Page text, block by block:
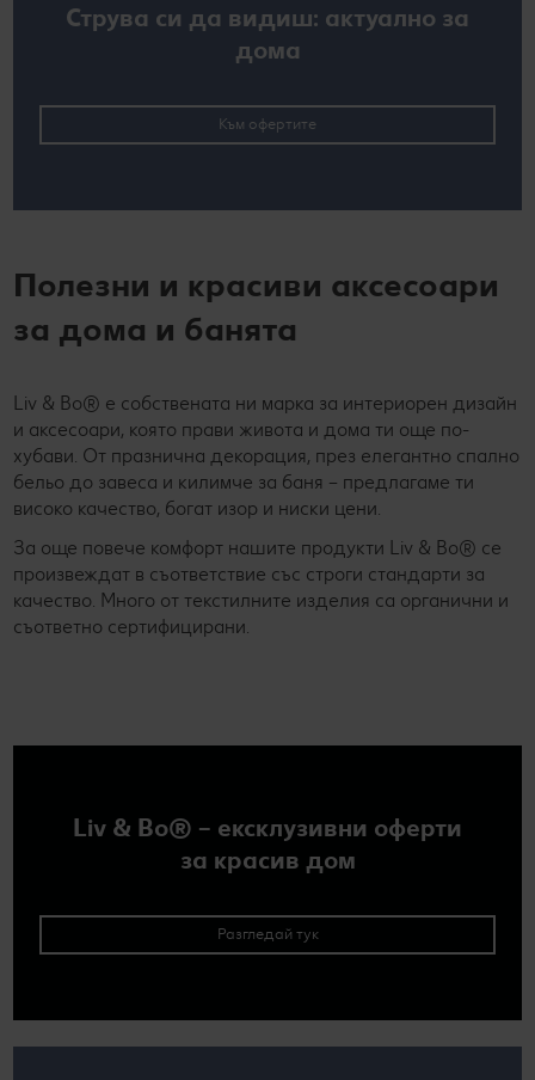
Струва си да видиш: актуално за
дома
Към офертите
Полезни и красиви аксесоари
за дома и банята
Liv & Bo® е собствената ни марка за интериорен дизайн
и аксесоари, която прави живота и дома ти още по-
хубави. От празнична декорация, през елегантно спално
бельо до завеса и килимче за баня – предлагаме ти
високо качество, богат изор и ниски цени.
За още повече комфорт нашите продукти Liv & Bo® се
произвеждат в съответствие със строги стандарти за
качество. Много от текстилните изделия са органични и
съответно сертифицирани.
Liv & Bo® – ексклузивни оферти
за красив дом
Разгледай тук